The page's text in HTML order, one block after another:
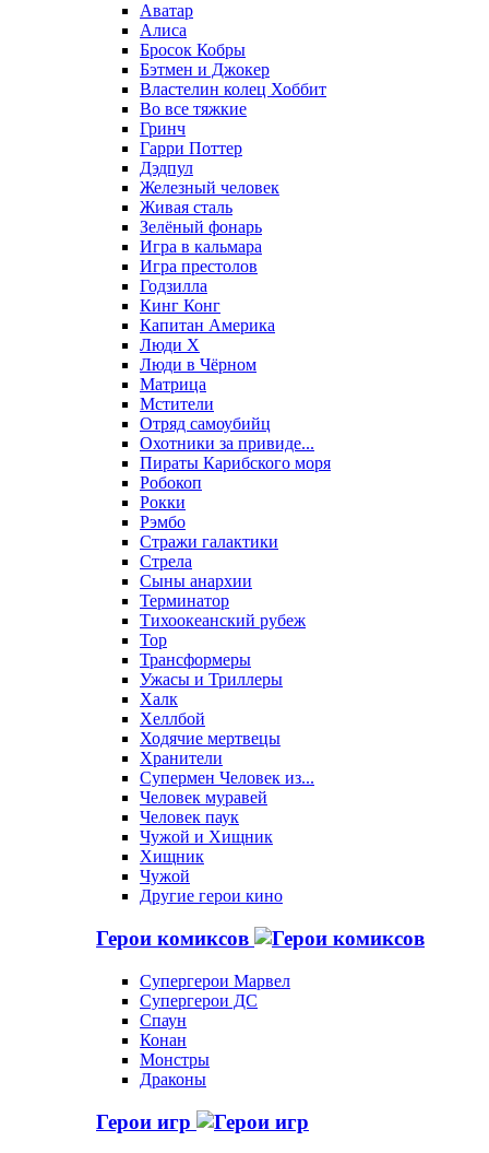
Аватар
Алиса
Бросок Кобры
Бэтмен и Джокер
Властелин колец Хоббит
Во все тяжкие
Гринч
Гарри Поттер
Дэдпул
Железный человек
Живая сталь
Зелёный фонарь
Игра в кальмара
Игра престолов
Годзилла
Кинг Конг
Капитан Америка
Люди X
Люди в Чёрном
Матрица
Мстители
Отряд самоубийц
Охотники за привиде...
Пираты Карибского моря
Робокоп
Рокки
Рэмбо
Стражи галактики
Стрела
Сыны анархии
Терминатор
Тихоокеанский рубеж
Тор
Трансформеры
Ужасы и Триллеры
Халк
Хеллбой
Ходячие мертвецы
Хранители
Супермен Человек из...
Человек муравей
Человек паук
Чужой и Хищник
Хищник
Чужой
Другие герои кино
Герои комиксов
Супергерои Марвел
Супергерои ДС
Спаун
Конан
Монстры
Драконы
Герои игр